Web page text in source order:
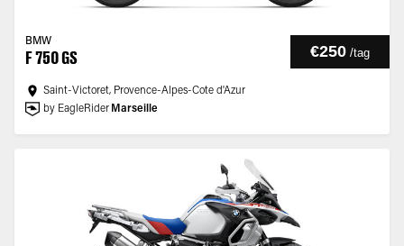
BMW
F 750 GS €250 /tag
Saint-Victoret, Provence-Alpes-Cote d'Azur
by EagleRider Marseille